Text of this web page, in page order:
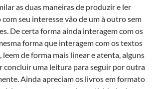
as duas maneiras de produzir e ler
seu interesse vão de um à outro sem
De certa forma ainda interagem com os
forma que interagem com os textos
leem de forma mais linear e atenta, alguns
concluir uma leitura para seguir por outra
Ainda apreciam os livros em formato